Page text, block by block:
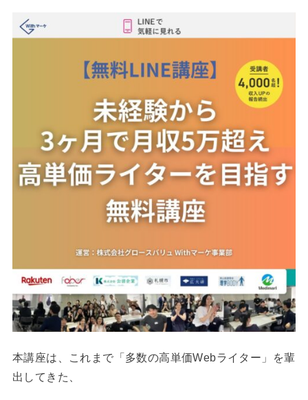
本講座は、これまで「多数の高単価Webライター」を輩
出してきた、